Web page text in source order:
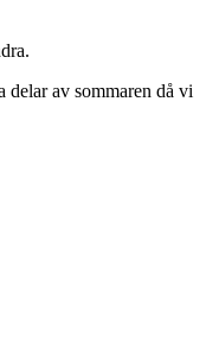
delar av sommaren då vi